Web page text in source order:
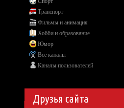
Транспорт
Фильмы и анимация
Хобби и образование
Юмор
Все каналы
Каналы пользователей
Друзья сайта